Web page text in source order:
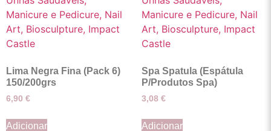
Lima Negra Fina (Pack 6)
150/200grs
6,90 €
Adicionar
Spa Spatula (Espátula
P/Produtos Spa)
3,08 €
Adicionar